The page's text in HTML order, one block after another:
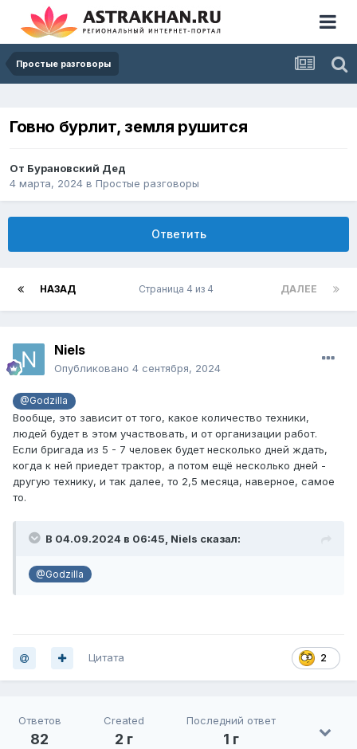
Простые разговоры
Говно бурлит, земля рушится
От Бурановский Дед
4 марта, 2024 в Простые разговоры
Ответить
НАЗАД ДАЛЕЕ
Страница 4 из 4
Niels
Опубликовано 4 сентября, 2024
@Godzilla
Вообще, это зависит от того, какое количество техники,
людей будет в этом участвовать, и от организации работ.
Если бригада из 5 - 7 человек будет несколько дней ждать,
когда к ней приедет трактор, а потом ещё несколько дней -
другую технику, и так далее, то 2,5 месяца, наверное, самое
то.
В 04.09.2024 в 06:45, Niels сказал:
@Godzilla
2
Цитата
Ответов
82
Created
2 г
Последний ответ
1 г